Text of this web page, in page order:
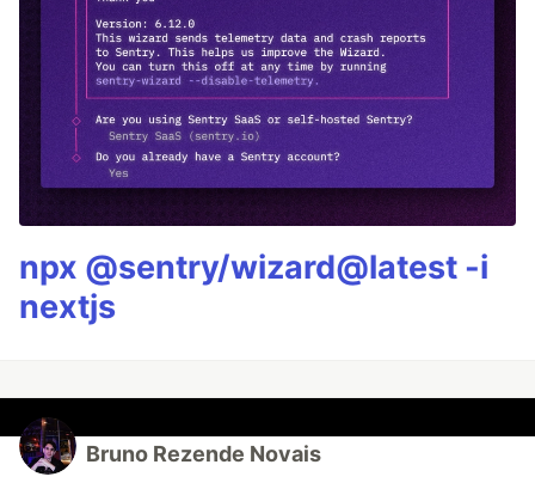
npx @sentry/wizard@latest -i
nextjs
Bruno Rezende Novais